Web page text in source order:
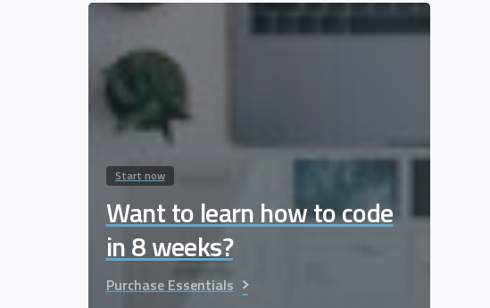
Start now
Want to learn how to code
in 8 weeks?
Purchase Essentials